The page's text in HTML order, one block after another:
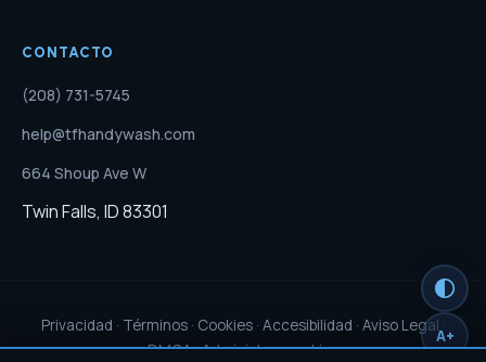
CONTACTO
(208) 731-5745
help@tfhandywash.com
664 Shoup Ave W
Twin Falls, ID 83301
Privacidad · Términos· Cookies· Accesibilidad · Aviso Legal ·
DMCA·Administrar cookies
A+